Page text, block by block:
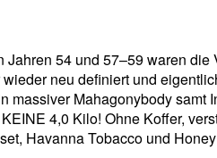
54 und 57–59 waren
neu definiert und
Mahagonybody
4,0 Kilo! Ohne Koffer,
Havanna Tobacco und